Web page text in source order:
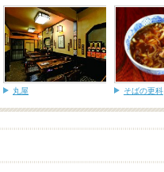
丸屋 そばの更科